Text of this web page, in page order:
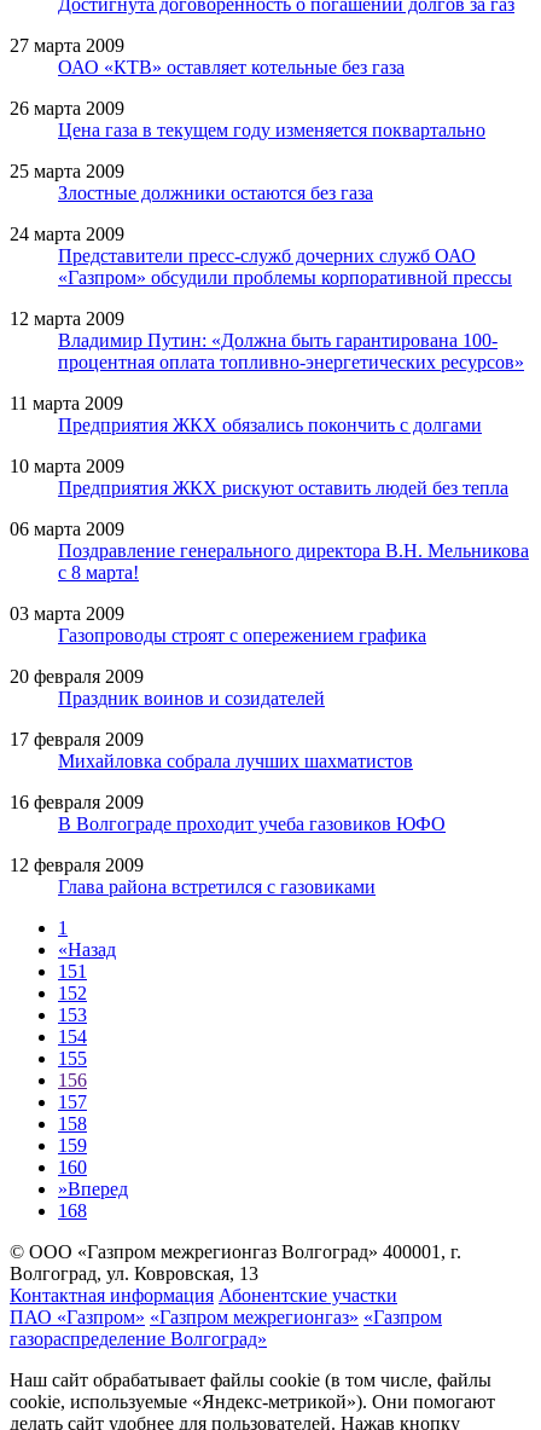
27 марта 2009
ОАО «КТВ» оставляет котельные без газа
26 марта 2009
Цена газа в текущем году изменяется поквартально
25 марта 2009
Злостные должники остаются без газа
24 марта 2009
Представители пресс-служб дочерних служб ОАО
«Газпром» обсудили проблемы корпоративной прессы
12 марта 2009
Владимир Путин: «Должна быть гарантирована 100-
процентная оплата топливно-энергетических ресурсов»
11 марта 2009
Предприятия ЖКХ обязались покончить с долгами
10 марта 2009
Предприятия ЖКХ рискуют оставить людей без тепла
06 марта 2009
Поздравление генерального директора В.Н. Мельникова
с 8 марта!
03 марта 2009
Газопроводы строят с опережением графика
20 февраля 2009
Праздник воинов и созидателей
17 февраля 2009
Михайловка собрала лучших шахматистов
16 февраля 2009
В Волгограде проходит учеба газовиков ЮФО
12 февраля 2009
Глава района встретился с газовиками
1
«Назад
151
152
153
154
155
156
157
158
159
160
»Вперед
168
© ООО «Газпром межрегионгаз Волгоград» 400001, г.
Волгоград, ул. Ковровская, 13
Контактная информация Абонентские участки
ПАО «Газпром» «Газпром межрегионгаз» «Газпром
газораспределение Волгоград»
Наш сайт обрабатывает файлы cookie (в том числе, файлы
cookie, используемые «Яндекс-метрикой»). Они помогают
делать сайт удобнее для пользователей. Нажав кнопку